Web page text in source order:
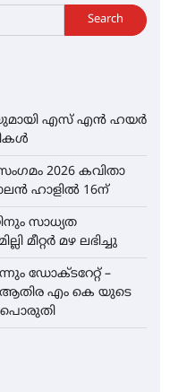
Search
എസ് എൻ ഹയർ
2026 കവിതാ
ഹാളിൽ 16ന്
സാധ്യത
മീറ്റർ മഴ ലഭിച്ചു
ഡോക്ടറേറ്റ് –
ആതിര എം കെ യുടെ
പൊരുതി